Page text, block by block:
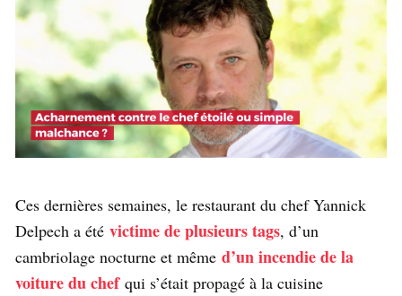
Ces dernières semaines, le restaurant du chef Yannick
Delpech a été victime de plusieurs tags, d’un
cambriolage nocturne et même d’un incendie de la
voiture du chef qui s’était propagé à la cuisine